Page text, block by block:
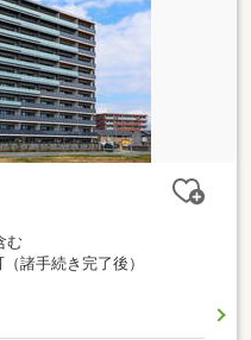
む
諸手続き完了後）